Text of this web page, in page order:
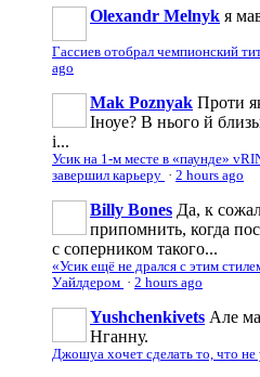
Olexandr Melnyk я
Гассиев отобрал чемпионский
ago
Mak Poznyak Проти
Іноуе? В нього й
і...
Усик на 1-м месте в «паунде»
завершил карьеру · 2 hours ago
Billy Bones Да, к
припомнить, когда
с соперником такого...
«Усик ещё не дрался с этим
Уайлдером · 2 hours ago
Yushchenkivets Але
Нганну.
Джошуа хочет сделать то, что не